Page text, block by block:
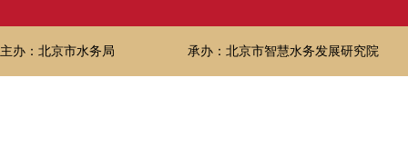
主办：北京市水务局 承办：北京市智慧水务发展研究院